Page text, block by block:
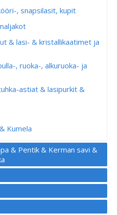
, snapsilasit, kupit
& lasi- & kristallikaatimet ja
, ruoka-, alkuruoka- ja
astiat & lasipurkit &
Kumela
& Pentik & Kerman savi &